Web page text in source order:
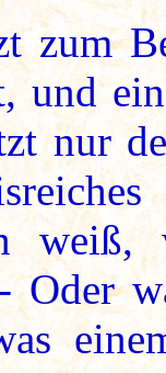
zum
und
nur
Oder